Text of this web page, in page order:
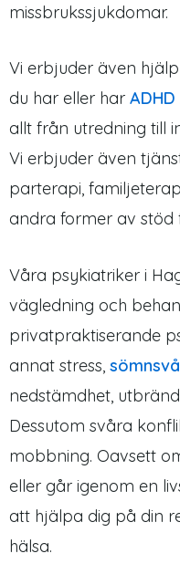
missbrukssjukdomar.
Vi erbjuder även
du har eller har ADHD
allt från utredning till
Vi erbjuder även
parterapi,
andra former av stöd
Våra psykiatriker i
vägledning och
privatpraktiserande
annat stress,
nedstämdhet,
Dessutom svåra
mobbning. Oavsett
eller går igenom en
att hjälpa dig på din
hälsa.